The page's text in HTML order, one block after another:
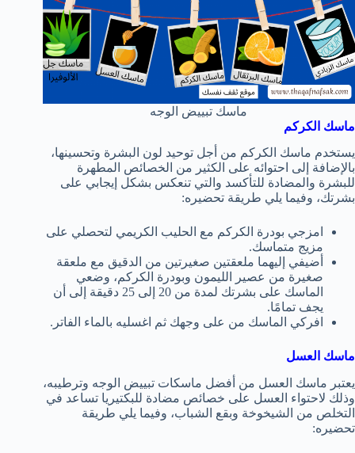
ماسك تبييض الوجه
ماسك الكركم
يستخدم ماسك الكركم من أجل توحيد لون البشرة وتحسينها،
بالإضافة إلى احتوائه على الكثير من الخصائص المطهرة
للبشرة والمضادة للتأكسد والتي تنعكس بشكل إيجابي على
بشرتك، وفيما يلي طريقة تحضيره:
امزجي بودرة الكركم مع الحليب الكريمي لتحصلي على
مزيج متماسك.
أضيفي إليهما ملعقتين صغيرتين من الدقيق مع ملعقة
صغيرة من عصير الليمون وبودرة الكركم، وضعي
الماسك على بشرتك لمدة من 20 إلى 25 دقيقة إلى أن
يجف تمامًا.
افركي الماسك من على وجهك ثم اغسليه بالماء الفاتر.
ماسك العسل
يعتبر ماسك العسل من أفضل ماسكات تبييض الوجه وترطيبه،
وذلك لاحتواء العسل على خصائص مضادة للبكتيريا تساعد في
التخلص من الشيخوخة وبقع الشباب، وفيما يلي طريقة
تحضيره: